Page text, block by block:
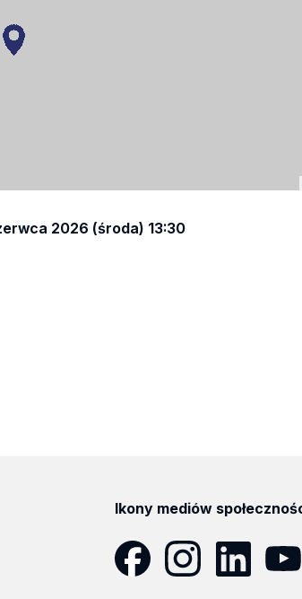
2026 (środa) 13:30
Ikony mediów